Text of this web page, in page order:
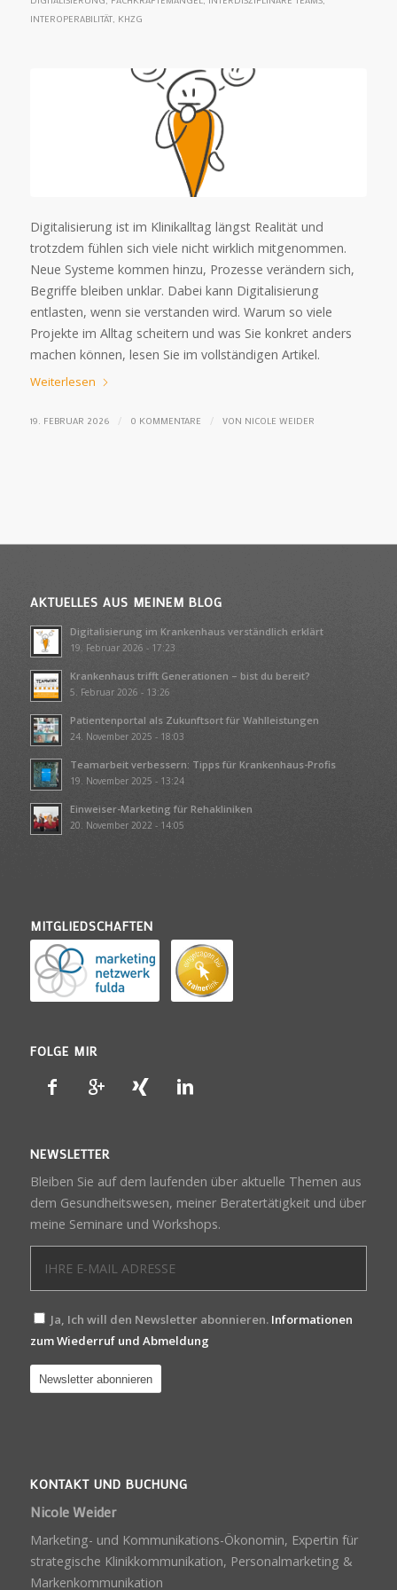
INTEROPERABILITÄT, KHZG
Digitalisierung ist im Klinikalltag längst Realität und
trotzdem fühlen sich viele nicht wirklich mitgenommen.
Neue Systeme kommen hinzu, Prozesse verändern sich,
Begriffe bleiben unklar. Dabei kann Digitalisierung
entlasten, wenn sie verstanden wird. Warum so viele
Projekte im Alltag scheitern und was Sie konkret anders
machen können, lesen Sie im vollständigen Artikel.
Weiterlesen
19. FEBRUAR 2026 / 0 KOMMENTARE / VON NICOLE WEIDER
AKTUELLES AUS MEINEM BLOG
Digitalisierung im Krankenhaus verständlich erklärt
19. Februar 2026 - 17:23
Krankenhaus trifft Generationen – bist du bereit?
5. Februar 2026 - 13:26
Patientenportal als Zukunftsort für Wahlleistungen
24. November 2025 - 18:03
Teamarbeit verbessern: Tipps für Krankenhaus-Profis
19. November 2025 - 13:24
Einweiser-Marketing für Rehakliniken
20. November 2022 - 14:05
MITGLIEDSCHAFTEN
FOLGE MIR
NEWSLETTER
Bleiben Sie auf dem laufenden über aktuelle Themen aus
dem Gesundheitswesen, meiner Beratertätigkeit und über
meine Seminare und Workshops.
Ja, Ich will den Newsletter abonnieren. Informationen
zum Wiederruf und Abmeldung
KONTAKT UND BUCHUNG
Nicole Weider
Marketing- und Kommunikations-Ökonomin, Expertin für
strategische Klinikkommunikation, Personalmarketing &
Markenkommunikation